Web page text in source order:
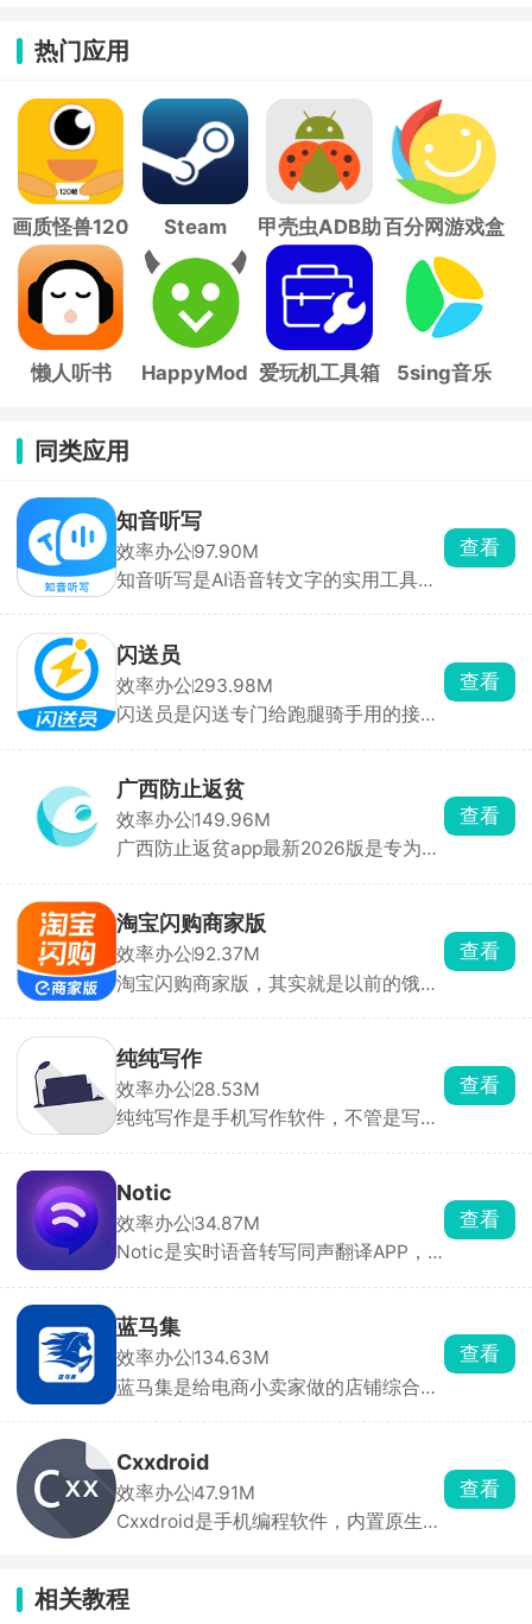
热门应用
画质怪兽120
帧
Steam
甲壳虫ADB助
手
百分网游戏盒
子
懒人听书 HappyMod 爱玩机工具箱 5sing音乐
同类应用
知音听写
效率办公97.90M
知音听写是AI语音转文字的实用工具，
变成通顺文稿。多人聊天还能自动分开
标注说话人，谁讲的内容一目了然。一
小时的录音，几分钟就能全部转成文
字，还能一键智能梳理语句，把口头啰
查看
闪送员
效率办公293.98M
闪送员是闪送专门给跑腿骑手用的接单
碎件订单单价普遍比普通外卖高不少。
时间完全自己说了算，想上线就打开听
单，有事直接下线停工。每一笔订单的
配送距离、重物加价、小费、活动奖励
查看
广西防止返贫
效率办公149.96M
广西防止返贫app最新2026版是专为广
需求，线下走访，在线登记管理。在广
西防止返贫app上可以第一时间及时了
解到最新的帮付政策，以便线下快速的
开展脱贫工作。
查看
淘宝闪购商家版
效率办公92.37M
淘宝闪购商家版，其实就是以前的饿了
板，可以用它打理线上店铺。货品上
架、改价格、改库存、开关门店营业全
都手机随手搞定，也能自己装修线上店
铺页面。平台自带满减、优惠券、特价
的客源，新店经常有免佣金、流量扶持
的福利。
查看
纯纯写作
效率办公28.53M
纯纯写作是手机写作软件，不管是写长
版本回溯功能，整篇文字删掉、手机突
然关机重启，打开历史记录就能复原全
部内容，还有废纸篓留存删除文稿。纯
净无广告写作环境，是稳当靠谱的码字
查看
Notic
效率办公34.87M
Notic是实时语音转写同声翻译APP，
容，中英混讲也能识别，AI直接给谈话
精简总结，不用手动整理记录，并且本
地处理录音不上传，隐私性很好，文稿
可以直接导出保存。有免费试用时长，
查看
蓝马集
效率办公134.63M
蓝马集是给电商小卖家做的店铺综合管
就能统一打理。可以直接从 1688 扒取
货源详情，批量上架铺货，一键改售
价、运费。手机电脑消息互通，出门也
能回复买家消息。
查看
Cxxdroid
效率办公47.91M
Cxxdroid是手机编程软件，内置原生编
还可以尝试写简单图形项目。想要扩展
功能直接一键安装各类代码库，还自带
查看
相关教程